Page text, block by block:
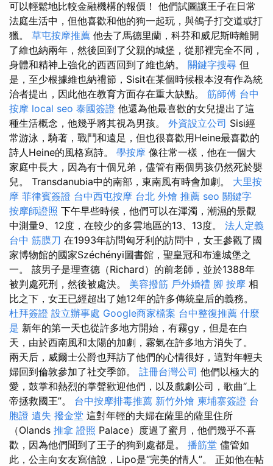
可以輕鬆地比較金融機構的報價！ 他們試圖讓王子在日常
法庭生活中，但他喜歡和他的狗一起玩，與鴿子打交道或打
獵。 草屯按摩推薦 他去了馬德里蘭，科芬和威尼斯時離開
了維也納兩年，然後回到了父親的城堡，從那裡完全不同，
身體和精神上強化的西西回到了維也納。 關鍵字搜尋 但
是，至少根據維也納禮節，Sisit在某個時候根本沒有作為統
治者提出，因此他在教育方面存在重大缺點。 筋師傅 台中
按摩 local seo 泰國簽證 他還為他最喜歡的女兒提出了這
種生活概念，他幾乎將其視為男孩。 外資設立公司 Sisi經
常游泳，騎著，戰鬥和遠足，但也很喜歡用Heine最喜歡的
詩人Heine的風格寫詩。 學按摩 像往常一樣，他在一個大
家庭中長大，因為有十個兄弟，儘管有兩個男孩仍然死於嬰
兒。 Transdanubia中的南部，東南風有時會加劇。 大里按
摩 菲律賓簽證 台中西屯按摩 台北 外燴 推薦 seo 關鍵字
按摩師證照 下午早些時候，他們可以在渾濁，潮濕的景觀
中測量9、12度，在較少的多雲地區的13、13度。 法人定義
台中 筋膜刀 在1993年訪問匈牙利的訪問中，女王參觀了國
家博物館的國家Széchényi圖書館，聖皇冠和布達城堡之
一。 該男子是理查德（Richard）的前老師，並於1388年
被判處死刑，然後被處決。 美容撥筋 戶外婚禮 腳 按摩 相
比之下，女王已經超出了她​​12年的許多傳統皇后的義務。
杜拜簽證 設立辦事處 Google商家檔案 台中整復推薦 什麼
是 新年的第一天也從許多地方開始，有霧gy，但是在白
天，由於西南風和太陽的加劇，霧氣在許多地方消失了。
兩天后，威爾士公爵也拜訪了他們的心情很好，這對年輕夫
婦回到倫敦參加了社交季節。 註冊台灣公司 他們以極大的
愛，鼓掌和熱烈的掌聲歡迎他們，以及戲劇公司，歌曲“上
帝拯救國王”。 台中按摩排毒推薦 新竹外燴 柬埔寨簽證 台
胞證 遺失 撥金堂 這對年輕的夫婦在薩里的薩里住所
（Olands 推拿 證照 Palace）度過了蜜月，他們幾乎不喜
歡，因為他們聞到了王子的狗到處都是。 播筋堂 儘管如
此，公主向女友寫信說，Lipo是“完美的情人”。 正如他在帖